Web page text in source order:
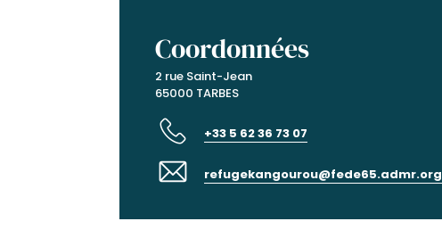
Coordonnées
2 rue Saint-Jean
65000 TARBES
+33 5 62 36 73 07
refugekangourou@fede65.admr.org